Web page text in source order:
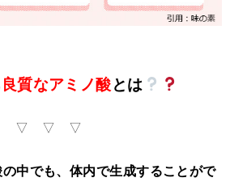
良質なアミノ酸とは
▽ ▽ ▽
中でも、体内で生成することがで